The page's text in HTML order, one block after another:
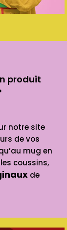
produit
notre site
de vos
mug en
coussins,
de